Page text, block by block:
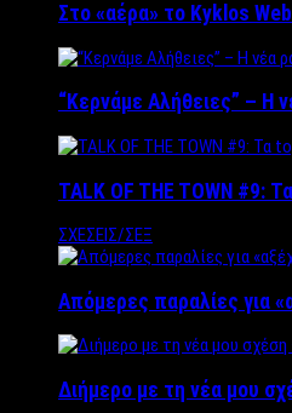
Στο «αέρα» το Kyklos
“Kερνάμε Αλήθειες” – Η
TALK OF THE TOWN #9:
ΣΧΕΣΕΙΣ/ΣΕΞ
Απόμερες παραλίες για
Διήμερο με τη νέα μου